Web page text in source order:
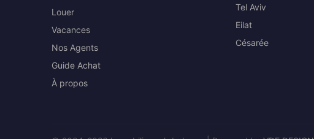
Louer
Vacances
Nos Agents
Guide Achat
À propos
Tel Aviv
Eilat
Césarée